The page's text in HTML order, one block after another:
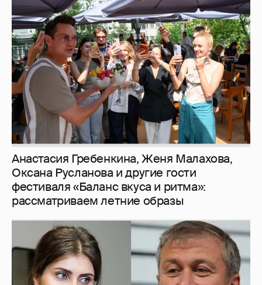
Анастасия Гребенкина, Женя Малахова,
Оксана Русланова и другие гости
фестиваля «Баланс вкуса и ритма»:
рассматриваем летние образы